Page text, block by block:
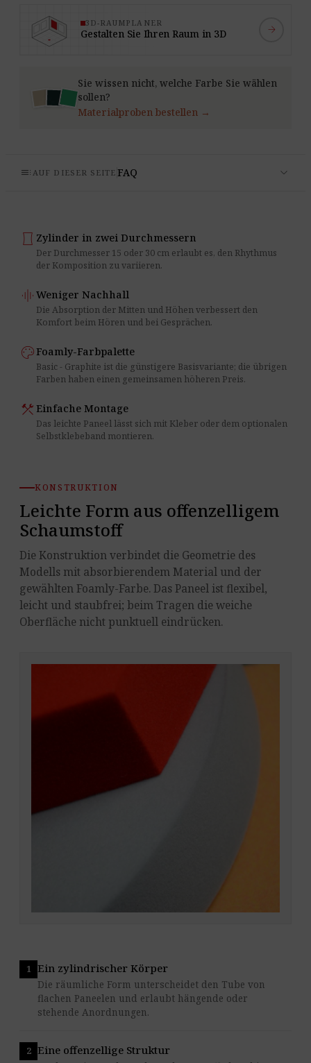
3D-RAUMPLANER
Gestalten Sie Ihren Raum in 3D arrow_forward
Sie wissen nicht, welche Farbe Sie wählen
sollen?
Materialproben bestellen →
toc AUF DIESER SEITE FAQ expand_more
panorama_vertical Zylinder in zwei Durchmessern
Der Durchmesser 15 oder 30 cm erlaubt es, den Rhythmus
der Komposition zu variieren.
graphic_eq Weniger Nachhall
Die Absorption der Mitten und Höhen verbessert den
Komfort beim Hören und bei Gesprächen.
paletteFoamly-Farbpalette
Basic - Graphite ist die günstigere Basisvariante; die übrigen
Farben haben einen gemeinsamen höheren Preis.
construction Einfache Montage
Das leichte Paneel lässt sich mit Kleber oder dem optionalen
Selbstklebeband montieren.
KONSTRUKTION
Leichte Form aus offenzelligem
Schaumstoff
Die Konstruktion verbindet die Geometrie des
Modells mit absorbierendem Material und der
gewählten Foamly-Farbe. Das Paneel ist flexibel,
leicht und staubfrei; beim Tragen die weiche
Oberfläche nicht punktuell eindrücken.
Ein zylindrischer Körper
Die räumliche Form unterscheidet den Tube von
flachen Paneelen und erlaubt hängende oder
stehende Anordnungen.
Eine offenzellige Struktur